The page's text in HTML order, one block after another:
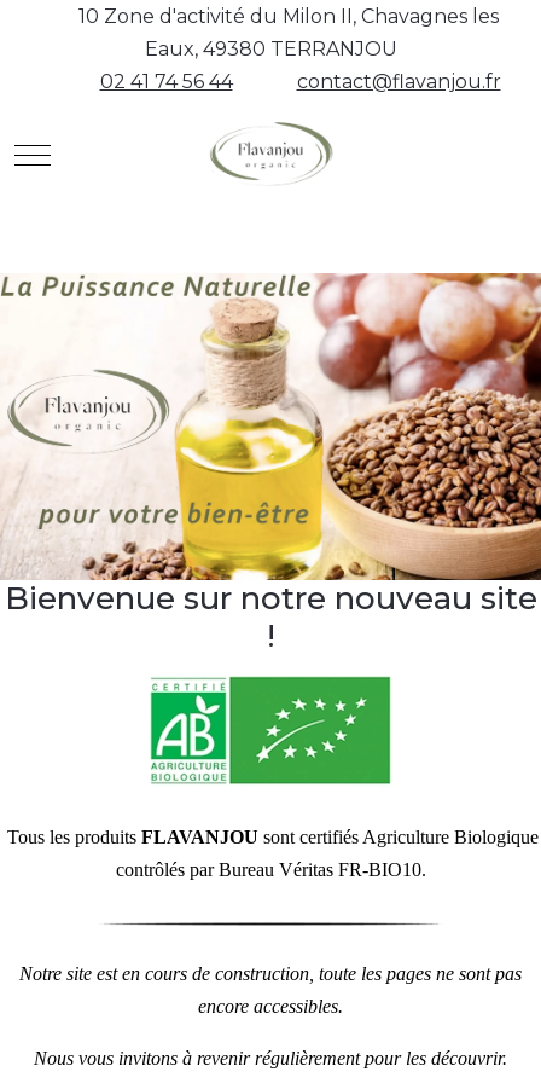
10 Zone d'activité du Milon II, Chavagnes les
Eaux, 49380 TERRANJOU
02 41 74 56 44
contact@flavanjou.fr
Mobile Menu Toggle
Bienvenue sur notre nouveau site
!
Tous les produits FLAVANJOU sont certifiés Agriculture Biologique
contrôlés par Bureau Véritas FR-BIO10.
Notre site est en cours de construction, toute les pages ne sont pas
encore accessibles.
Nous vous invitons à revenir régulièrement pour les découvrir.